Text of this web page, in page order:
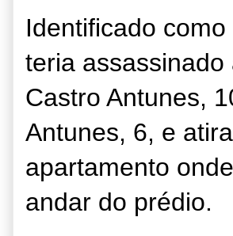
Identificado
teria
Castro Antunes,
Antunes, 6, e
apartamento
andar do prédio.